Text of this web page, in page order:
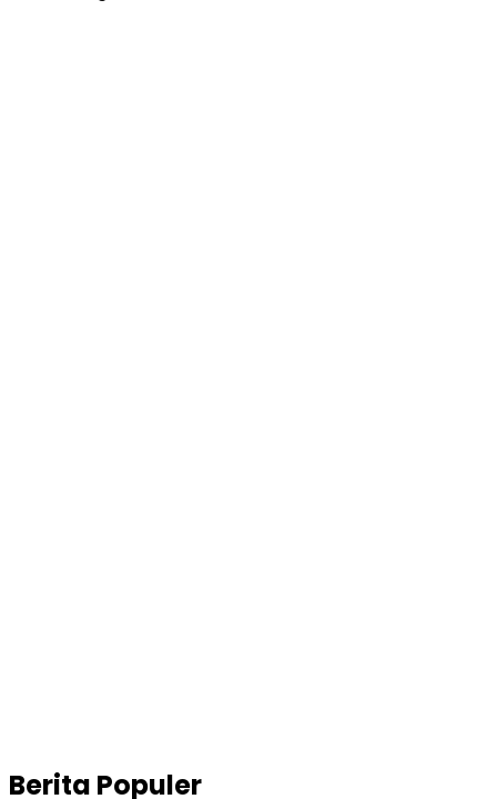
Berita Populer